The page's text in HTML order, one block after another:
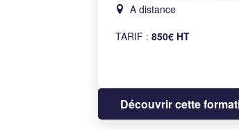
A distance
TARIF : 850€ HT
Découvrir cette